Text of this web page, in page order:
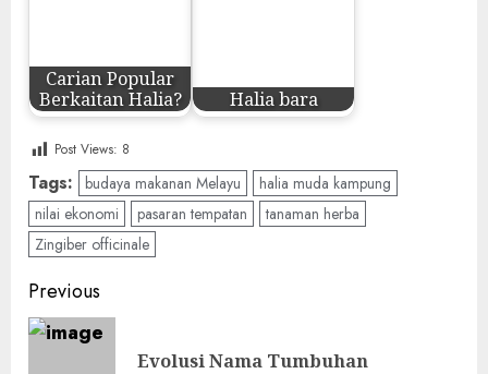
Carian Popular
Berkaitan Halia?
Halia bara
Post Views: 8
Tags: budaya makanan Melayu
halia muda kampung
nilai ekonomi
pasaran tempatan
tanaman herba
Zingiber officinale
Post
navigation
Previous
Evolusi Nama Tumbuhan